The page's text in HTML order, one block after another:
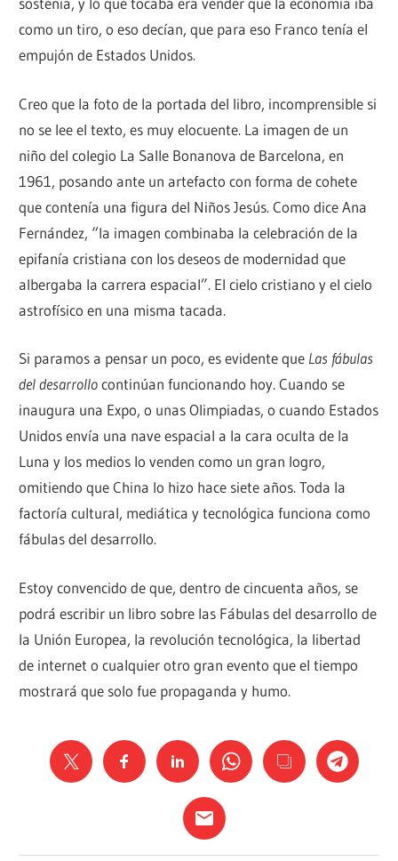
como un tiro, o eso decían, que para eso Franco tenía el
empujón de Estados Unidos.
Creo que la foto de la portada del libro, incomprensible si
no se lee el texto, es muy elocuente. La imagen de un
niño del colegio La Salle Bonanova de Barcelona, en
1961, posando ante un artefacto con forma de cohete
que contenía una figura del Niños Jesús. Como dice Ana
Fernández, “la imagen combinaba la celebración de la
epifanía cristiana con los deseos de modernidad que
albergaba la carrera espacial”. El cielo cristiano y el cielo
astrofísico en una misma tacada.
Si paramos a pensar un poco, es evidente que Las fábulas
del desarrollocontinúan funcionando hoy. Cuando se
inaugura una Expo, o unas Olimpiadas, o cuando Estados
Unidos envía una nave espacial a la cara oculta de la
Luna y los medios lo venden como un gran logro,
omitiendo que China lo hizo hace siete años. Toda la
factoría cultural, mediática y tecnológica funciona como
fábulas del desarrollo.
Estoy convencido de que, dentro de cincuenta años, se
podrá escribir un libro sobre las Fábulas del desarrollo de
la Unión Europea, la revolución tecnológica, la libertad
de internet o cualquier otro gran evento que el tiempo
mostrará que solo fue propaganda y humo.